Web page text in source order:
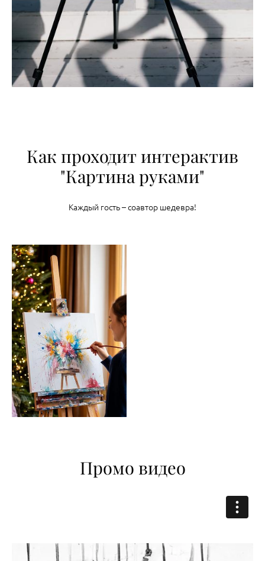
Как проходит интерактив
"Картина руками"
Каждый гость – соавтор шедевра!
Промо видео